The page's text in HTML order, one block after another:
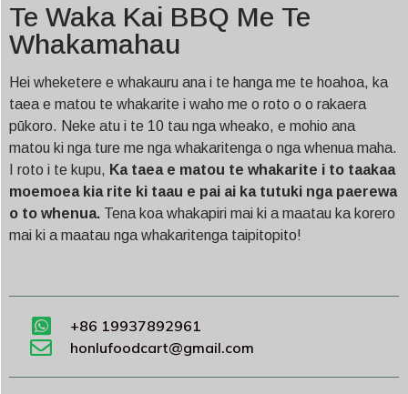
Te Waka Kai BBQ Me Te
Whakamahau
Hei wheketere e whakauru ana i te hanga me te hoahoa, ka
taea e matou te whakarite i waho me o roto o o rakaera
pūkoro. Neke atu i te 10 tau nga wheako, e mohio ana
matou ki nga ture me nga whakaritenga o nga whenua maha.
I roto i te kupu, Ka taea e matou te whakarite i to taakaa
moemoea kia rite ki taau e pai ai ka tutuki nga paerewa
o to whenua. Tena koa whakapiri mai ki a maatau ka korero
mai ki a maatau nga whakaritenga taipitopito!
+86 19937892961
honlufoodcart@gmail.com